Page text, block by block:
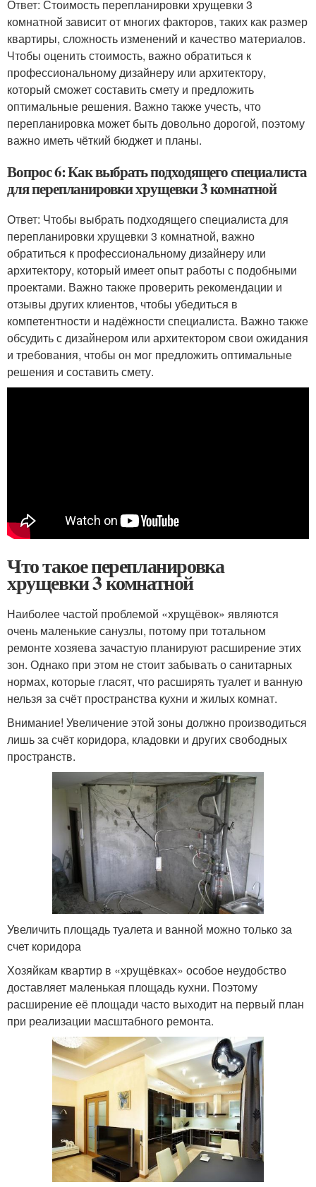
Ответ: Стоимость перепланировки хрущевки 3
комнатной зависит от многих факторов, таких как размер
квартиры, сложность изменений и качество материалов.
Чтобы оценить стоимость, важно обратиться к
профессиональному дизайнеру или архитектору,
который сможет составить смету и предложить
оптимальные решения. Важно также учесть, что
перепланировка может быть довольно дорогой, поэтому
важно иметь чёткий бюджет и планы.
Вопрос 6: Как выбрать подходящего специалиста
для перепланировки хрущевки 3 комнатной
Ответ: Чтобы выбрать подходящего специалиста для
перепланировки хрущевки 3 комнатной, важно
обратиться к профессиональному дизайнеру или
архитектору, который имеет опыт работы с подобными
проектами. Важно также проверить рекомендации и
отзывы других клиентов, чтобы убедиться в
компетентности и надёжности специалиста. Важно также
обсудить с дизайнером или архитектором свои ожидания
и требования, чтобы он мог предложить оптимальные
решения и составить смету.
Что такое перепланировка
хрущевки 3 комнатной
Наиболее частой проблемой «хрущёвок» являются
очень маленькие санузлы, потому при тотальном
ремонте хозяева зачастую планируют расширение этих
зон. Однако при этом не стоит забывать о санитарных
нормах, которые гласят, что расширять туалет и ванную
нельзя за счёт пространства кухни и жилых комнат.
Внимание! Увеличение этой зоны должно производиться
лишь за счёт коридора, кладовки и других свободных
пространств.
Увеличить площадь туалета и ванной можно только за
счет коридора
Хозяйкам квартир в «хрущёвках» особое неудобство
доставляет маленькая площадь кухни. Поэтому
расширение её площади часто выходит на первый план
при реализации масштабного ремонта.